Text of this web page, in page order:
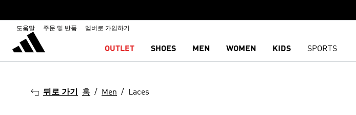
도움말 주문 및 반품 멤버로 가입하기
OUTLET SHOES MEN WOMEN KIDS SPORTS
뒤로 가기 홈 Men Laces